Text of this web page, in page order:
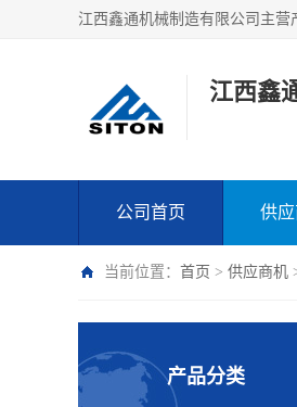
江西鑫
公司首页 供
当前位置： 首页 > 供应商机
产品分类